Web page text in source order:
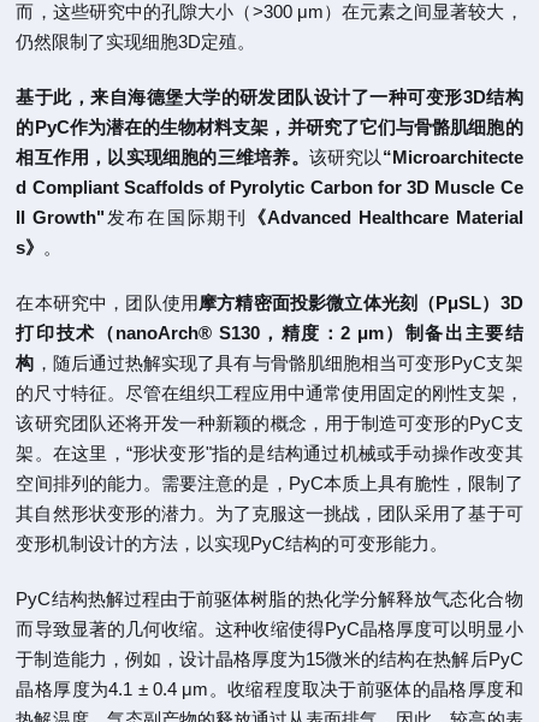
而，这些研究中的孔隙大小（>300 μm）在元素之间显著较大，
仍然限制了实现细胞3D定殖。
基于此，来自海德堡大学的研发团队设计了一种可变形3D结构
的PyC作为潜在的生物材料支架，并研究了它们与骨骼肌细胞的
相互作用，以实现细胞的三维培养。 该研究以 “Microarchitecte
d Compliant Scaffolds of Pyrolytic Carbon for 3D Muscle Ce
ll Growth" 发布在国际期刊
《Advanced Healthcare Material
s》 。
在本研究中，团队使用摩方精密面投影微立体光刻（PμSL）3D
打印技术（nanoArch® S130，精度：2 μm）制备出主要结
构 ，随后通过热解实现了具有与骨骼肌细胞相当可变形PyC支架
的尺寸特征。尽管在组织工程应用中通常使用固定的刚性支架，
该研究团队还将开发一种新颖的概念，用于制造可变形的PyC支
架。在这里，“形状变形"指的是结构通过机械或手动操作改变其
空间排列的能力。需要注意的是，PyC本质上具有脆性，限制了
其自然形状变形的潜力。为了克服这一挑战，团队采用了基于可
变形机制设计的方法，以实现PyC结构的可变形能力。
PyC结构热解过程由于前驱体树脂的热化学分解释放气态化合物
而导致显著的几何收缩。这种收缩使得PyC晶格厚度可以明显小
于制造能力，例如，设计晶格厚度为15微米的结构在热解后PyC
晶格厚度为4.1 ± 0.4 μm。收缩程度取决于前驱体的晶格厚度和